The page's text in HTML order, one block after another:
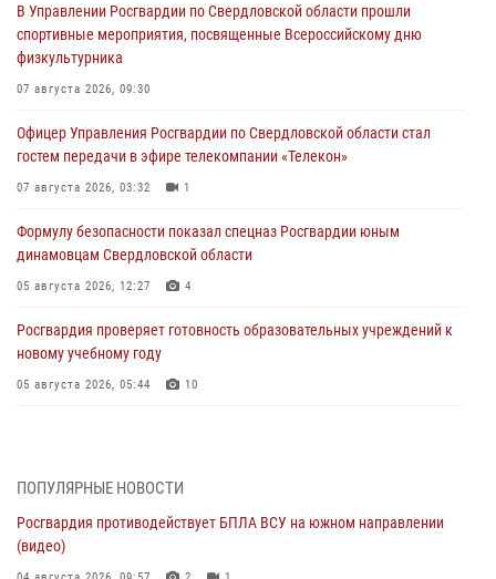
В Управлении Росгвардии по Свердловской области прошли
спортивные мероприятия, посвященные Всероссийскому дню
физкультурника
07 августа 2026, 09:30
Офицер Управления Росгвардии по Свердловской области стал
гостем передачи в эфире телекомпании «Телекон»
07 августа 2026, 03:32 1
Формулу безопасности показал спецназ Росгвардии юным
динамовцам Свердловской области
05 августа 2026, 12:27 4
Росгвардия проверяет готовность образовательных учреждений к
новому учебному году
05 августа 2026, 05:44 10
04 августа 2026, 09:57 2
Росгвардия приняла участие в обеспечении безопасности Дня
города в Екатеринбурге
ПОПУЛЯРНЫЕ НОВОСТИ
Росгвардия противодействует БПЛА ВСУ на южном направлении
(видео)